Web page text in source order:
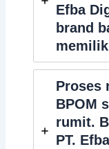
Efba
brand
Proses
BPOM
rumit.
PT.